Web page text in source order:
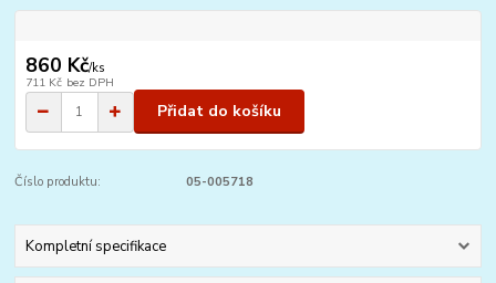
860 Kč/ks
711 Kč bez DPH
Přidat do košíku
Číslo produktu: 05-005718
Kompletní specifikace